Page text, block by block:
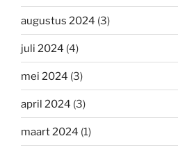
augustus 2024 (3)
juli 2024 (4)
mei 2024 (3)
april 2024 (3)
maart 2024 (1)